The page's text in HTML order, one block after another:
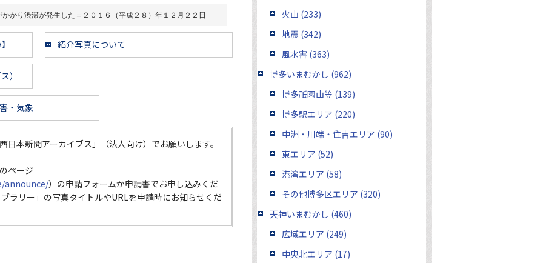
かり渋滞が発生した＝２０１６（平成２８）年１２月２２日
紹介写真について
）
・気象
本新聞アーカイブス」（法人向け）でお願いします。
ページ
announce/）の申請フォームか申請書でお申し込みくだ
ラリー」の写真タイトルやURLを申請時にお知らせくだ
火山 (233)
地震 (342)
風水害 (363)
博多いまむかし (962)
博多祇園山笠 (139)
博多駅エリア (220)
中洲・川端・住吉エリア (90)
東エリア (52)
港湾エリア (58)
その他博多区エリア (320)
天神いまむかし (460)
広域エリア (249)
中央北エリア (17)